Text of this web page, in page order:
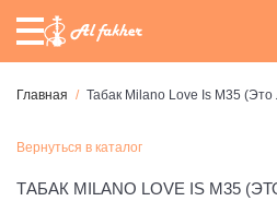
Главная Табак Milano Love Is M35
Вернуться в каталог
ТАБАК MILANO LOVE IS M35